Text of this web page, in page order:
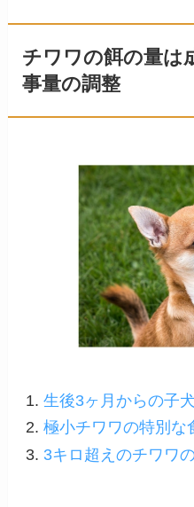
チワワの餌の量は
事量の調整
生後3ヶ月からの子
極小チワワの特別な
3キロ超えのチワワ